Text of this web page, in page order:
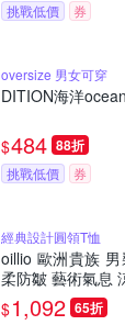
挑戰低價 券
oversize 男女可穿
DITION海洋
$484 88折
挑戰低價 券
經典設計圓領T恤
oillio 歐洲貴族
柔防皺 藝術氣息
$1,092 65折